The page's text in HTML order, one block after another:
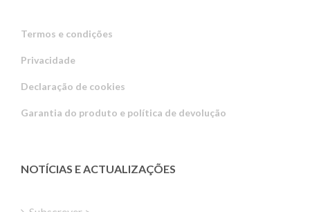
Termos e condições
Privacidade
Declaração de cookies
Garantia do produto e política de devolução
NOTÍCIAS E ACTUALIZAÇÕES
Latvian